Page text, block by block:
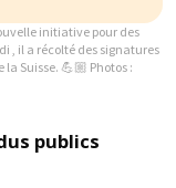
initiative pour des
, il a récolté des signatures
Suisse. 💪🏼 Photos :
publics